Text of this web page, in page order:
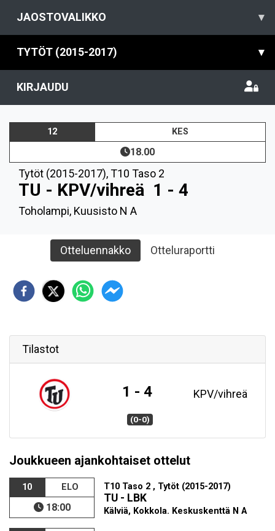
JAOSTOVALIKKO ▾
TYTÖT (2015-2017) ▾
KIRJAUDU
12 KES
18.00
Tytöt (2015-2017),T10 Taso 2
TU - KPV/vihreä 1 - 4
Toholampi, Kuusisto N A
Otteluennakko Otteluraportti
Tilastot
1 - 4 KPV/vihreä
(0-0)
Joukkueen ajankohtaiset ottelut
10 ELO
18:00
T10 Taso 2 , Tytöt (2015-2017)
TU - LBK
Kälviä, Kokkola. Keskuskenttä N A